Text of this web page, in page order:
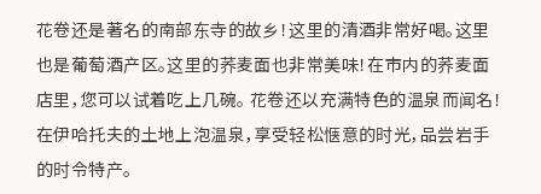
花卷还是著名的南部东寺的故乡！这里的清酒非常好喝。这里
也是葡萄酒产区。这里的荞麦面也非常美味！在市内的荞麦面
店里，您可以试着吃上几碗。 花卷还以充满特色的温泉而闻名！
在伊哈托夫的土地上泡温泉，享受轻松惬意的时光，品尝岩手
的时令特产。